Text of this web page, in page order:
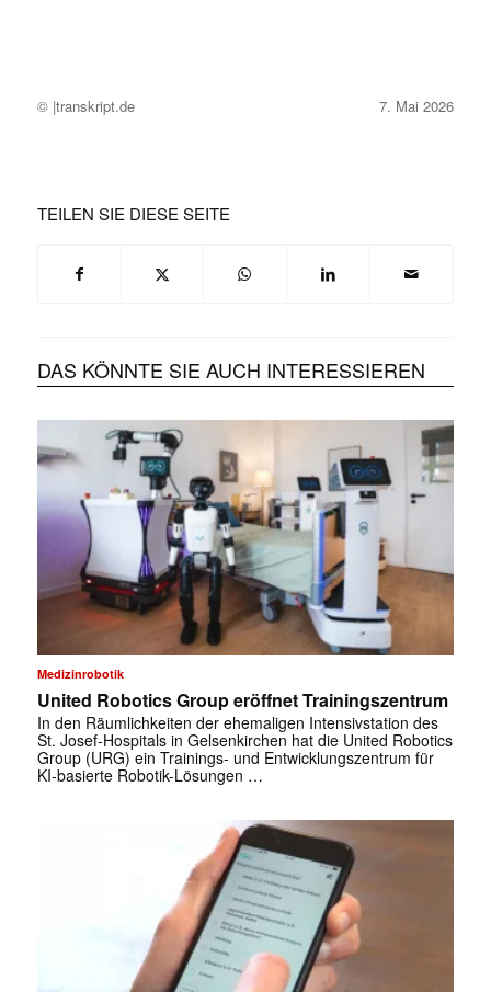
© |transkript.de 7. Mai 2026
TEILEN SIE DIESE SEITE
DAS KÖNNTE SIE AUCH INTERESSIEREN
Medizinrobotik
United Robotics Group eröffnet Trainingszentrum
In den Räumlichkeiten der ehemaligen Intensivstation des
St. Josef-Hospitals in Gelsenkirchen hat die United Robotics
Group (URG) ein Trainings- und Entwicklungszentrum für
KI-basierte Robotik-Lösungen …